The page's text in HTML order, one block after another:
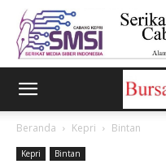
Beranda Kepri Bintan
Kepri Bintan